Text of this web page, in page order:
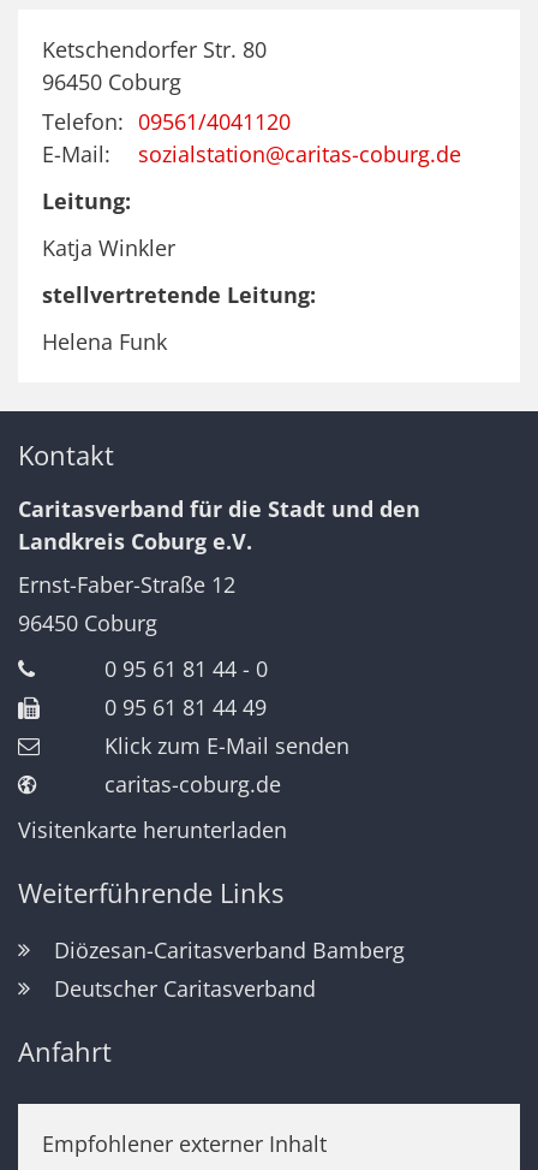
Ketschendorfer Str. 80
96450 Coburg
Telefon: 09561/4041120
E-Mail:
sozialstation@caritas-coburg.de
Leitung:
Katja Winkler
stellvertretende Leitung:
Helena Funk
Kontakt
Caritasverband für die Stadt und den
Landkreis Coburg e.V.
Ernst-Faber-Straße 12
96450 Coburg
0 95 61 81 44 - 0
0 95 61 81 44 49
Klick zum E-Mail senden
caritas-coburg.de
Visitenkarte herunterladen
Weiterführende Links
Diözesan-Caritasverband Bamberg
Deutscher Caritasverband
Anfahrt
Empfohlener externer Inhalt